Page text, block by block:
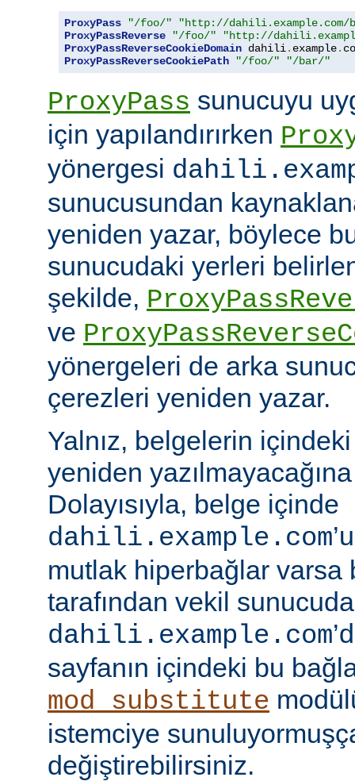
ProxyPass "/foo/"
"http://dahili.example.com/
ProxyPassReverse
"/foo/"
"http://
ProxyPassReverseCookieDomain dahili. example.
ProxyPassReverseCookiePath
"/foo/" "/bar/"
ProxyPass sunucuyu
için yapılandırırken
yönergesi
sunucusundan
yeniden yazar, böylece
sunucudaki yerleri
şekilde,
ve
yönergeleri de arka
çerezleri yeniden yazar.
Yalnız, belgelerin
yeniden
Dolayısıyla, belge içinde
dahili.example.com
mutlak hiperbağlar varsa
tarafından vekil
dahili.example.com
sayfanın içindeki bu
mod_substitute
istemciye
değiştirebilirsiniz.